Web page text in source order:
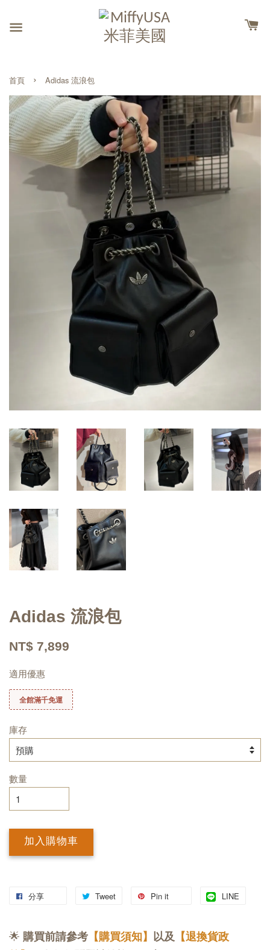
首頁 › Adidas 流浪包
Adidas 流浪包
NT$ 7,899
適用優惠
全館滿千免運
庫存
數量
加入購物車
分享 Tweet Pin it LINE
🌟 購買前請參考 【購買須知】 以及 【退換貨政